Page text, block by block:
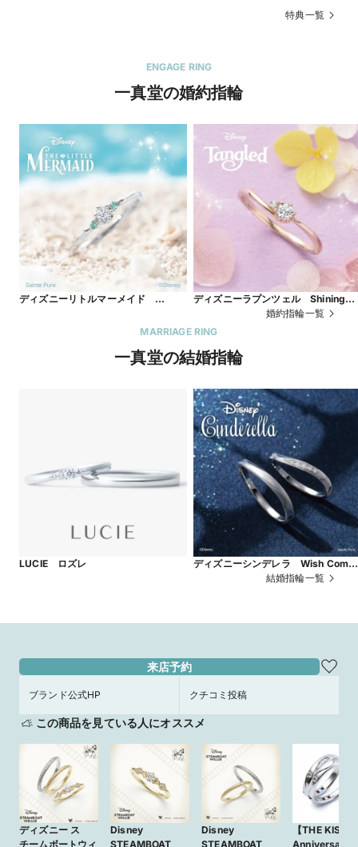
特典一覧
ENGAGE RING
一真堂の婚約指輪
ディズニーリトルマーメイド
ディズニーラプンツェル Shining
婚約指輪一覧
MARRIAGE RING
一真堂の結婚指輪
LUCIE ロズレ
ディズニーシンデレラ Wish Come
結婚指輪一覧
来店予約
ブランド公式HP クチコミ投稿
この商品を見ている人にオススメ
ディズニー ス
チームボートウィ
Disney
STEAMBOAT
Disney
STEAMBOAT
【THE KISS】
Anniversary